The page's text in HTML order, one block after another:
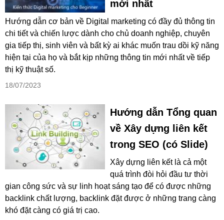
mới nhất
Hướng dẫn cơ bản về Digital marketing có đầy đủ thông tin
chi tiết và chiến lược dành cho chủ doanh nghiệp, chuyên
gia tiếp thị, sinh viên và bất kỳ ai khác muốn trau dồi kỹ năng
hiện tại của họ và bắt kịp những thông tin mới nhất về tiếp
thị kỹ thuật số.
18/07/2023
Hướng dẫn Tổng quan
về Xây dựng liên kết
trong SEO (có Slide)
Xây dựng liên kết là cả một
quá trình đòi hỏi đầu tư thời
gian công sức và sự linh hoạt sáng tạo để có được những
backlink chất lượng, backlink đặt được ở những trang càng
khó đặt càng có giá trị cao.